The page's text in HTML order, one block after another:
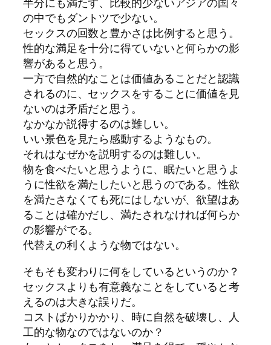
の中でもダントツで少ない。
セックスの回数と豊かさは比例すると思う。
性的な満足を十分に得ていないと何らかの影
響があると思う。
一方で自然的なことは価値あることだと認識
されるのに、セックスをすることに価値を見
ないのは矛盾だと思う。
なかなか説得するのは難しい。
いい景色を見たら感動するようなもの。
それはなぜかを説明するのは難しい。
物を食べたいと思うように、眠たいと思うよ
うに性欲を満たしたいと思うのである。性欲
を満たさなくても死にはしないが、欲望はあ
ることは確かだし、満たされなければ何らか
の影響がでる。
代替えの利くような物ではない。
そもそも変わりに何をしているというのか？
セックスよりも有意義なことをしていると考
えるのは大きな誤りだ。
コストばかりかかり、時に自然を破壊し、人
工的な物なのではないのか？